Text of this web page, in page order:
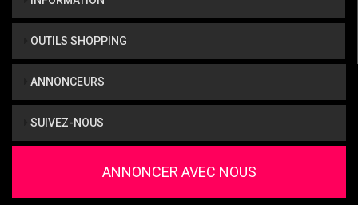
OUTILS SHOPPING
ANNONCEURS
SUIVEZ-NOUS
ANNONCER AVEC NOUS